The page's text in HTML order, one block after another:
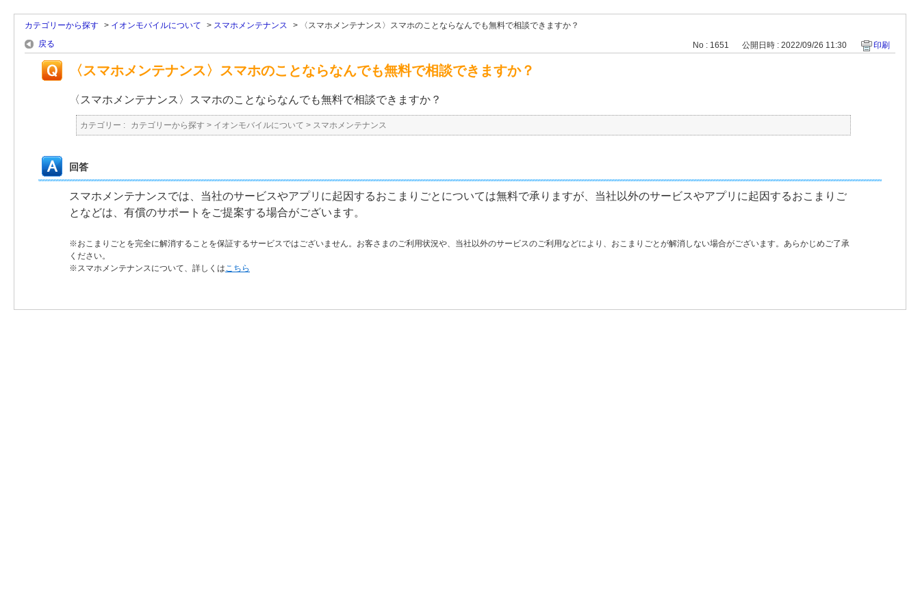
カテゴリーから探す > イオンモバイルについて > スマホメンテナンス >
〈スマホメンテナンス〉スマホのことならなんでも無料で相談できますか？
戻る
No : 1651 公開日時 : 2022/09/26 11:30 印刷
〈スマホメンテナンス〉スマホのことならなんでも無料で相談できますか？
〈スマホメンテナンス〉スマホのことならなんでも無料で相談できますか？
カテゴリー : カテゴリーから探す > イオンモバイルについて > スマホメンテナンス
回答
スマホメンテナンスでは、当社のサービスやアプリに起因するおこまりごとについては無料で承りますが、当社以外のサービスやアプリに起因するおこまりご
となどは、有償のサポートをご提案する場合がございます。
※おこまりごとを完全に解消することを保証するサービスではございません。お客さまのご利用状況や、当社以外のサービスのご利用などにより、おこまりごとが解消しない場合がございます。あらかじめご了承
ください。
※スマホメンテナンスについて、詳しくはこちら